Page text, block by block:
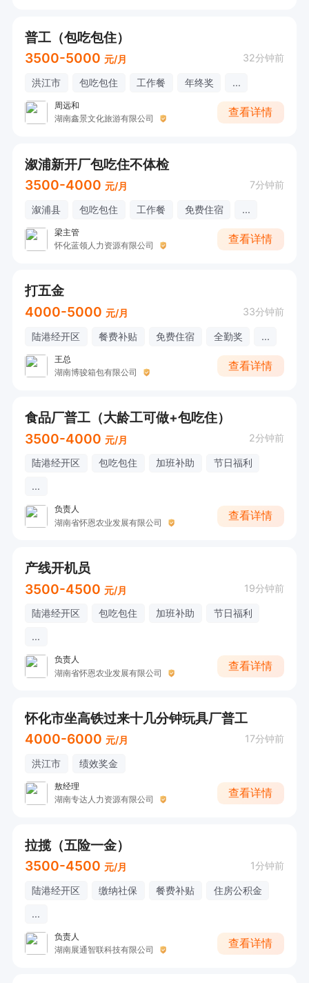
普工（包吃包住）
3500-5000 元/月 32分钟前
洪江市 包吃包住 工作餐 年终奖 ...
周远和
湖南鑫景文化旅游有限公司
查看详情
溆浦新开厂包吃住不体检
3500-4000 元/月 7分钟前
溆浦县 包吃包住 工作餐 免费住宿 ...
梁主管
怀化蓝领人力资源有限公司
查看详情
打五金
4000-5000 元/月 33分钟前
陆港经开区 餐费补贴 免费住宿 全勤奖 ...
王总
湖南博骏箱包有限公司
查看详情
食品厂普工（大龄工可做+包吃住）
3500-4000 元/月 2分钟前
陆港经开区 包吃包住 加班补助
节日福利
...
负责人
湖南省怀恩农业发展有限公司
查看详情
产线开机员
3500-4500 元/月 19分钟前
陆港经开区 包吃包住 加班补助
节日福利
...
负责人
湖南省怀恩农业发展有限公司
查看详情
怀化市坐高铁过来十几分钟玩具厂普工
4000-6000 元/月 17分钟前
洪江市 绩效奖金
敖经理
湖南专达人力资源有限公司
查看详情
拉揽（五险一金）
3500-4500 元/月 1分钟前
陆港经开区 缴纳社保 餐费补贴
住房公积金
...
负责人
湖南展通智联科技有限公司
查看详情